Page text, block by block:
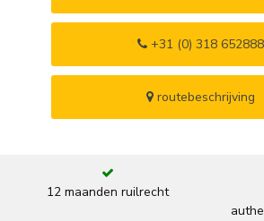
+31 (0) 318 652888
routebeschrijving
12 maanden ruilrecht